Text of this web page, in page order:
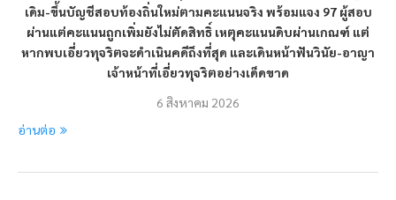
เดิม-ขึ้นบัญชีสอบท้องถิ่นใหม่ตามคะแนนจริง พร้อมแจง 97 ผู้สอบ
ผ่านแต่คะแนนถูกเพิ่มยังไม่ตัดสิทธิ์ เหตุคะแนนดิบผ่านเกณฑ์ แต่
หากพบเอี่ยวทุจริตจะดำเนินคดีถึงที่สุด และเดินหน้าฟันวินัย-อาญา
เจ้าหน้าที่เอี่ยวทุจริตอย่างเด็ดขาด
6 สิงหาคม 2026
อ่านต่อ